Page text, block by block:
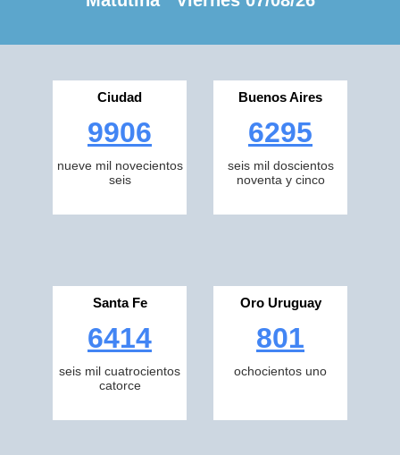
Ciudad
9906
nueve mil novecientos
seis
Buenos Aires
6295
seis mil doscientos
noventa y cinco
Santa Fe
6414
seis mil cuatrocientos
catorce
Oro Uruguay
801
ochocientos uno